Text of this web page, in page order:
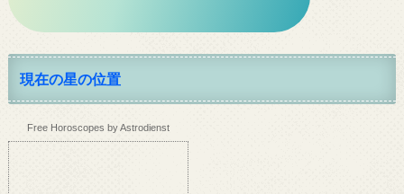
現在の星の位置
Free Horoscopes by Astrodienst